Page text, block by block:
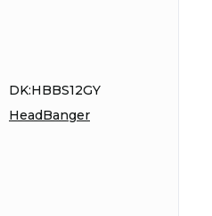
DK:HBBS12GY
HeadBanger